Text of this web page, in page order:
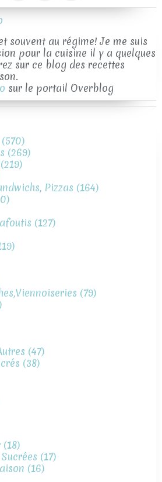
souvent au régime! Je me suis
pour la cuisine il y a quelques
sur ce blog des recettes
sur le portail Overblog
(570)
(269)
Pizzas (164)
(127)
(79)
(47)
(38)
(18)
(17)
(16)